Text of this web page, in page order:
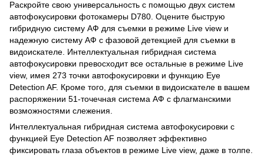
Раскройте свою универсальность с помощью двух систем
автофокусировки фотокамеры D780. Оцените быструю
гибридную систему АФ для съемки в режиме Live view и
надежную систему АФ с фазовой детекцией для съемки в
видоискателе. Интеллектуальная гибридная система
автофокусировки превосходит все остальные в режиме Live
view, имея 273 точки автофокусировки и функцию Eye
Detection AF. Кроме того, для съемки в видоискателе в вашем
распоряжении 51-точечная система АФ с флагманскими
возможностями слежения.
Интеллектуальная гибридная система автофокусировки с
функцией Eye Detection AF позволяет эффективно
фиксировать глаза объектов в режиме Live view, даже в толпе.